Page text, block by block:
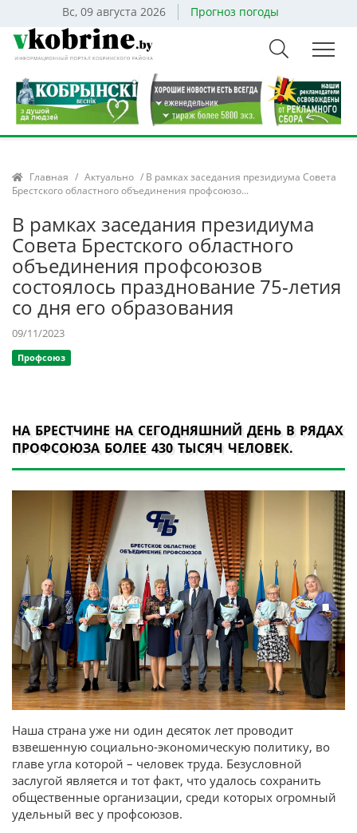
Вс, 09 августа 2026 Прогноз погоды
Главная / Актуально / В рамках заседания президиума Совета
Брестского областного объединения профсоюзо...
В рамках заседания президиума
Совета Брестского областного
объединения профсоюзов
состоялось празднование 75-летия
со дня его образования
09/11/2023
Профсоюз
НА БРЕСТЧИНЕ НА СЕГОДНЯШНИЙ ДЕНЬ В РЯДАХ
ПРОФСОЮЗА БОЛЕЕ 430 ТЫСЯЧ ЧЕЛОВЕК.
Наша страна уже ни один десяток лет проводит
взвешенную социально-экономическую политику, во
главе угла которой – человек труда. Безусловной
заслугой является и тот факт, что удалось сохранить
общественные организации, среди которых огромный
удельный вес у профсоюзов.